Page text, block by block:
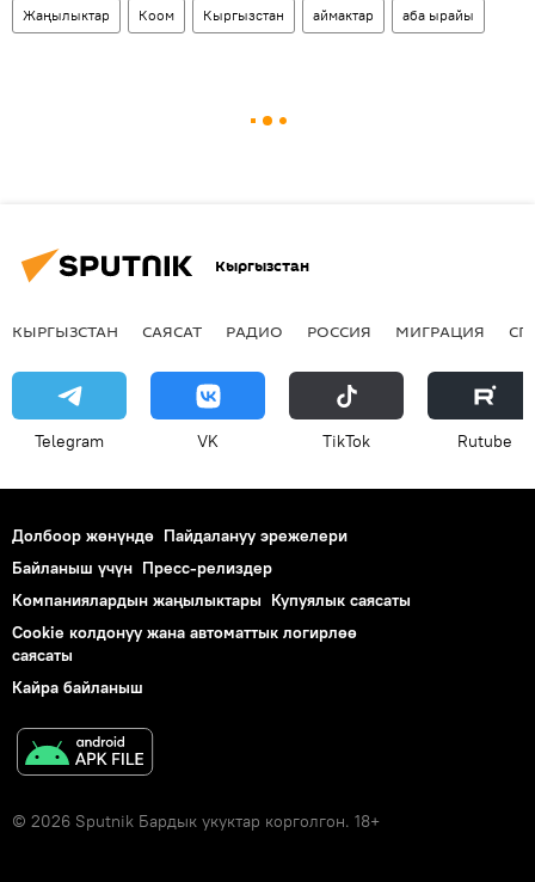
Жаңылыктар Коом Кыргызстан аймактар аба ырайы
Кыргызстан
КЫРГЫЗСТАН САЯСАТ РАДИО РОССИЯ МИГРАЦИЯ
Telegram VK ТikТоk Rutube
Долбоор жөнүндө Пайдалануу эрежелери
Байланыш үчүн Пресс-релиздер
Компаниялардын жаңылыктары Купуялык саясаты
Cookie колдонуу жана автоматтык логирлөө
саясаты
Кайра байланыш
© 2026 Sputnik Бардык укуктар корголгон. 18+